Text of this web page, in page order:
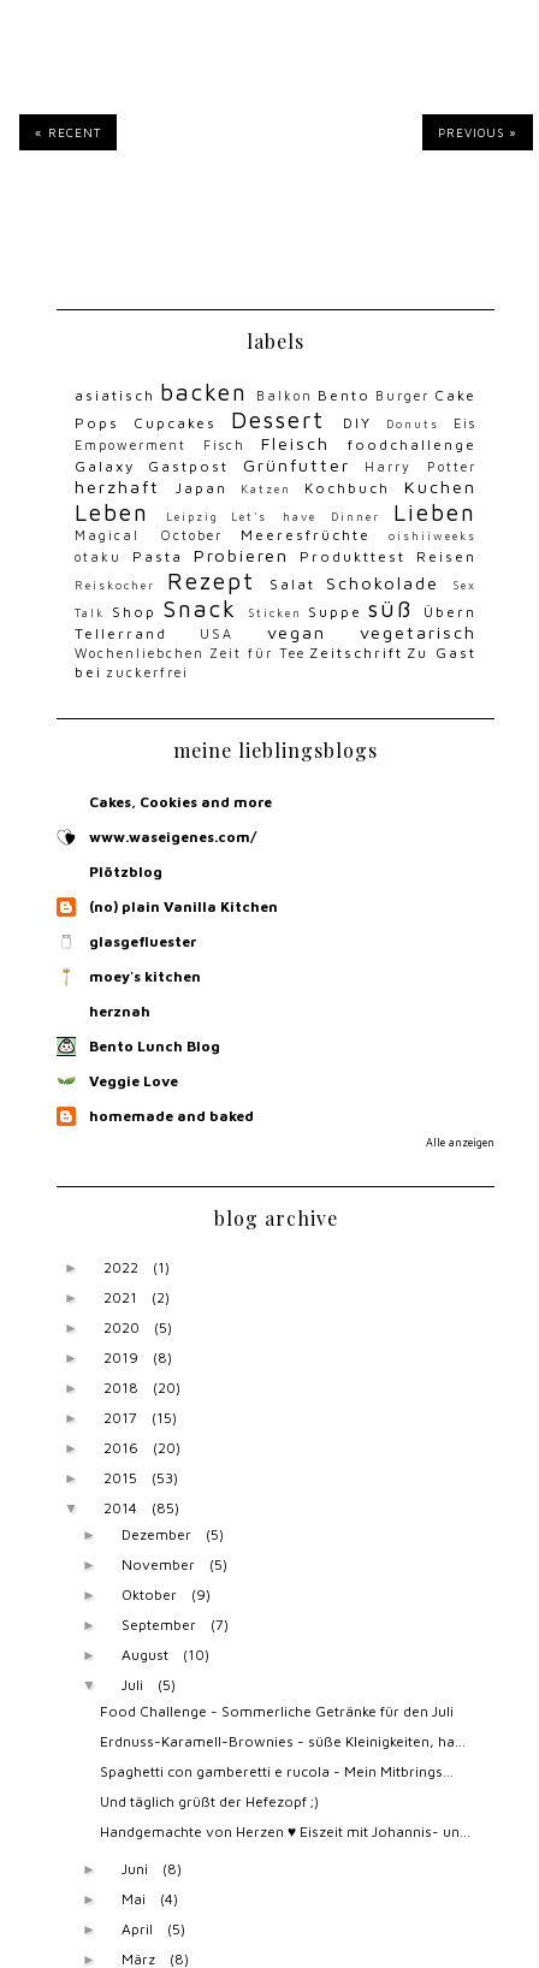
« RECENT PREVIOUS »
labels
asiatisch backen Balkon Bento Burger Cake
Pops
Cupcakes Dessert DIY Donuts
Eis
Empowerment
Fisch Fleisch
foodchallenge
Galaxy
Gastpost Grünfutter Harry Potter
herzhaft Japan Katzen Kochbuch Kuchen
Leben Leipzig Let's have Dinner Lieben
Magical October Meeresfrüchte oishiiweeks
otaku Pasta Probieren Produkttest Reisen
Reiskocher Rezept Salat Schokolade Sex
Talk Shop Snack Sticken Suppe süß
Übern
Tellerrand
USA vegan vegetarisch
Wochenliebchen Zeit für Tee Zeitschrift Zu Gast
bei zuckerfrei
meine lieblingsblogs
Cakes, Cookies and more
www.waseigenes.com/
Plötzblog
(no) plain Vanilla Kitchen
glasgefluester
moey's kitchen
herznah
Bento Lunch Blog
Veggie Love
homemade and baked
Alle anzeigen
blog archive
► 2022 (1)
► 2021 (2)
► 2020 (5)
► 2019 (8)
► 2018 (20)
► 2017 (15)
► 2016 (20)
► 2015 (53)
▼ 2014 (85)
► Dezember (5)
► November (5)
► Oktober (9)
► September (7)
► August (10)
▼ Juli
(5)
Food Challenge - Sommerliche Getränke für den Juli
Erdnuss-Karamell-Brownies - süße Kleinigkeiten, ha...
Spaghetti con gamberetti e rucola - Mein Mitbrings...
Und täglich grüßt der Hefezopf ;)
Handgemachte von Herzen ♥ Eiszeit mit Johannis- un...
► Juni (8)
► Mai (4)
► April (5)
► März (8)